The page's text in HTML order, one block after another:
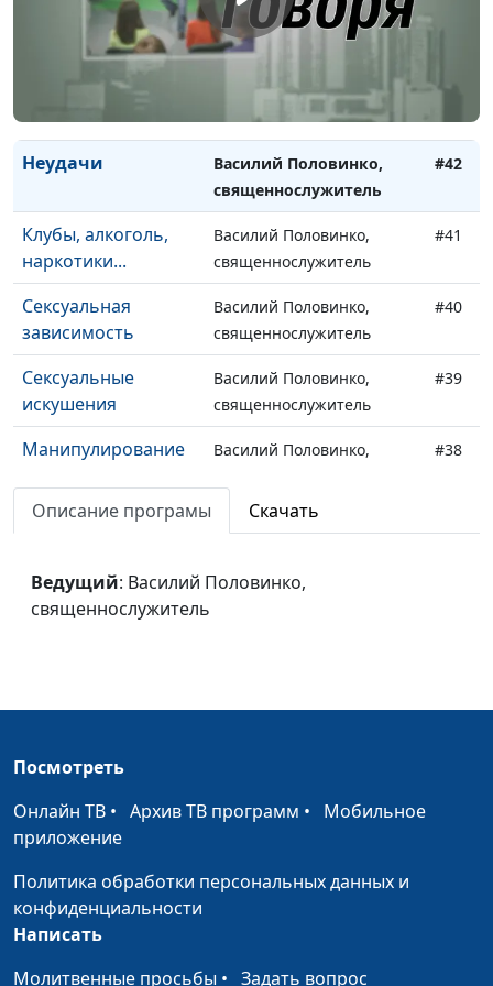
(вторая часть)
Добрачное
консультирование
(первая часть)
Василий Половинко,
священнослужитель
Неудачи
Василий Половинко,
священнослужитель
#42
Клубы, алкоголь,
наркотики...
Василий Половинко,
священнослужитель
#41
Сексуальная
зависимость
Василий Половинко,
священнослужитель
#40
Сексуальные
искушения
Василий Половинко,
священнослужитель
#39
Манипулирование
Василий Половинко,
#38
Свидание
Василий Половинко,
Флирт
Василий Половинко,
возможно
В чем смысл
жизни?
Виталий Киссер,
Есть ли в жизни
смысл?
Виталий Киссер,
Дай мне гору сию
священнослужитель
Описание програмы Скачать
Ведущий: Василий Половинко,
священнослужитель
Посмотреть
Онлайн ТВ • Архив ТВ программ • Мобильное
приложение
Политика обработки персональных данных и
конфиденциальности
Написать
Молитвенные просьбы • Задать вопрос